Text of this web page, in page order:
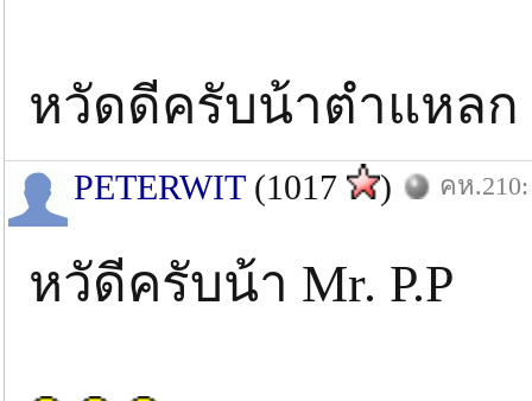
หวัดดีครับน้าตำแหลก
PETERWIT(1017 ) คห
หวัดีครับน้า Mr. P.P